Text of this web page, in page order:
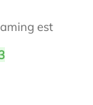
est